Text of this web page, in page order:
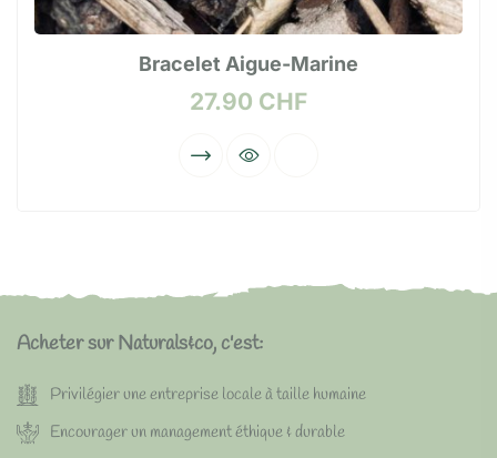
Bracelet Aigue-Marine
27.90 CHF
Acheter sur Naturals&co, c'est:
Privilégier une entreprise locale à taille humaine
Encourager un management éthique & durable